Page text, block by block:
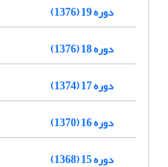
دوره 19 (1376)
دوره 18 (1376)
دوره 17 (1374)
دوره 16 (1370)
دوره 15 (1368)